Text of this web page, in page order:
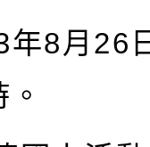
年8月 26
。